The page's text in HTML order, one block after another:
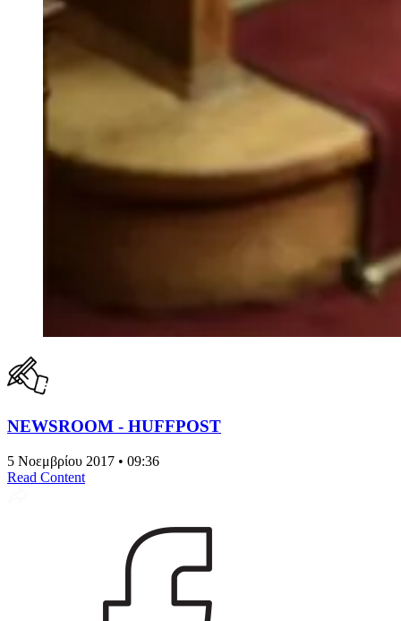
NEWSROOM - HUFFPOST
5 Νοεμβρίου 2017 • 09:36
Read Content